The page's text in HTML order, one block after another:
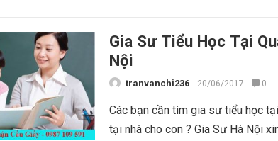
Gia Sư Tiểu Học Tại
Nội
tranvanchi236 20/06/2017 0
Các bạn cần tìm gia sư tiểu học
tại nhà cho con ? Gia Sư Hà Nội